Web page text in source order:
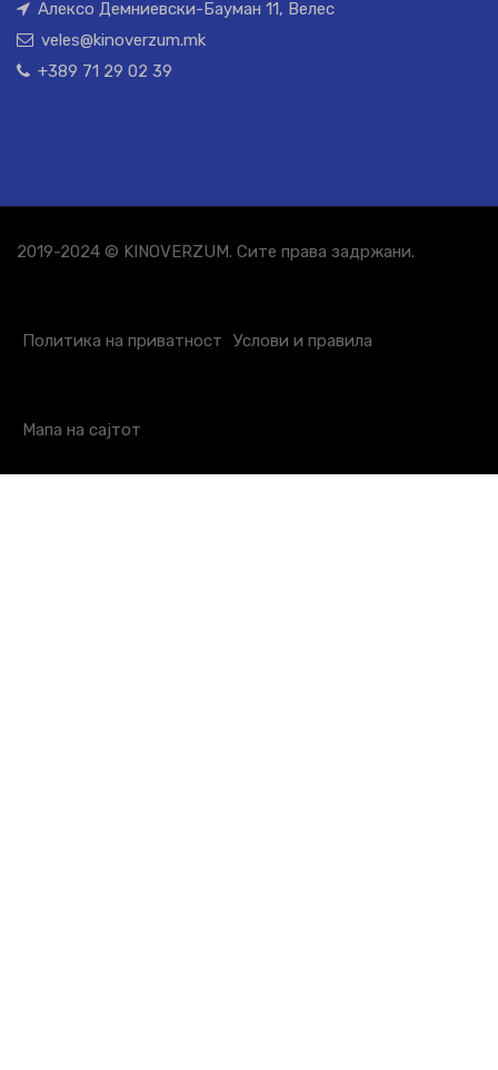
Алексо Демниевски-Бауман 11, Велес
veles@kinoverzum.mk
+389 71 29 02 39
2019-2024 © KINOVERZUM. Сите права задржани.
Политика на приватност Услови и правила
Мапа на сајтот